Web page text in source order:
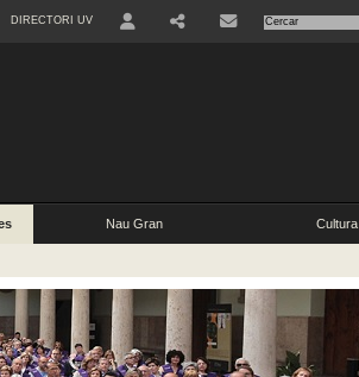
DIRECTORI UV
Nau Gran Cultura